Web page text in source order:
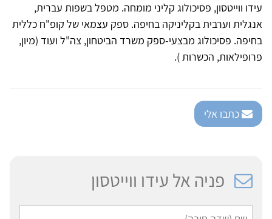
עידו ווייטסון, פסיכולוג קליני מומחה. מטפל בשפות עברית,
אנגלית וערבית בקליניקה בחיפה. ספק עצמאי של קופ"ח כללית
בחיפה. פסיכולוג מבצעי-ספק משרד הביטחון, צה"ל ועוד (מיון,
פרופילאות, הכשרות ).
כתבו אלי
פניה אל עידו ווייטסון